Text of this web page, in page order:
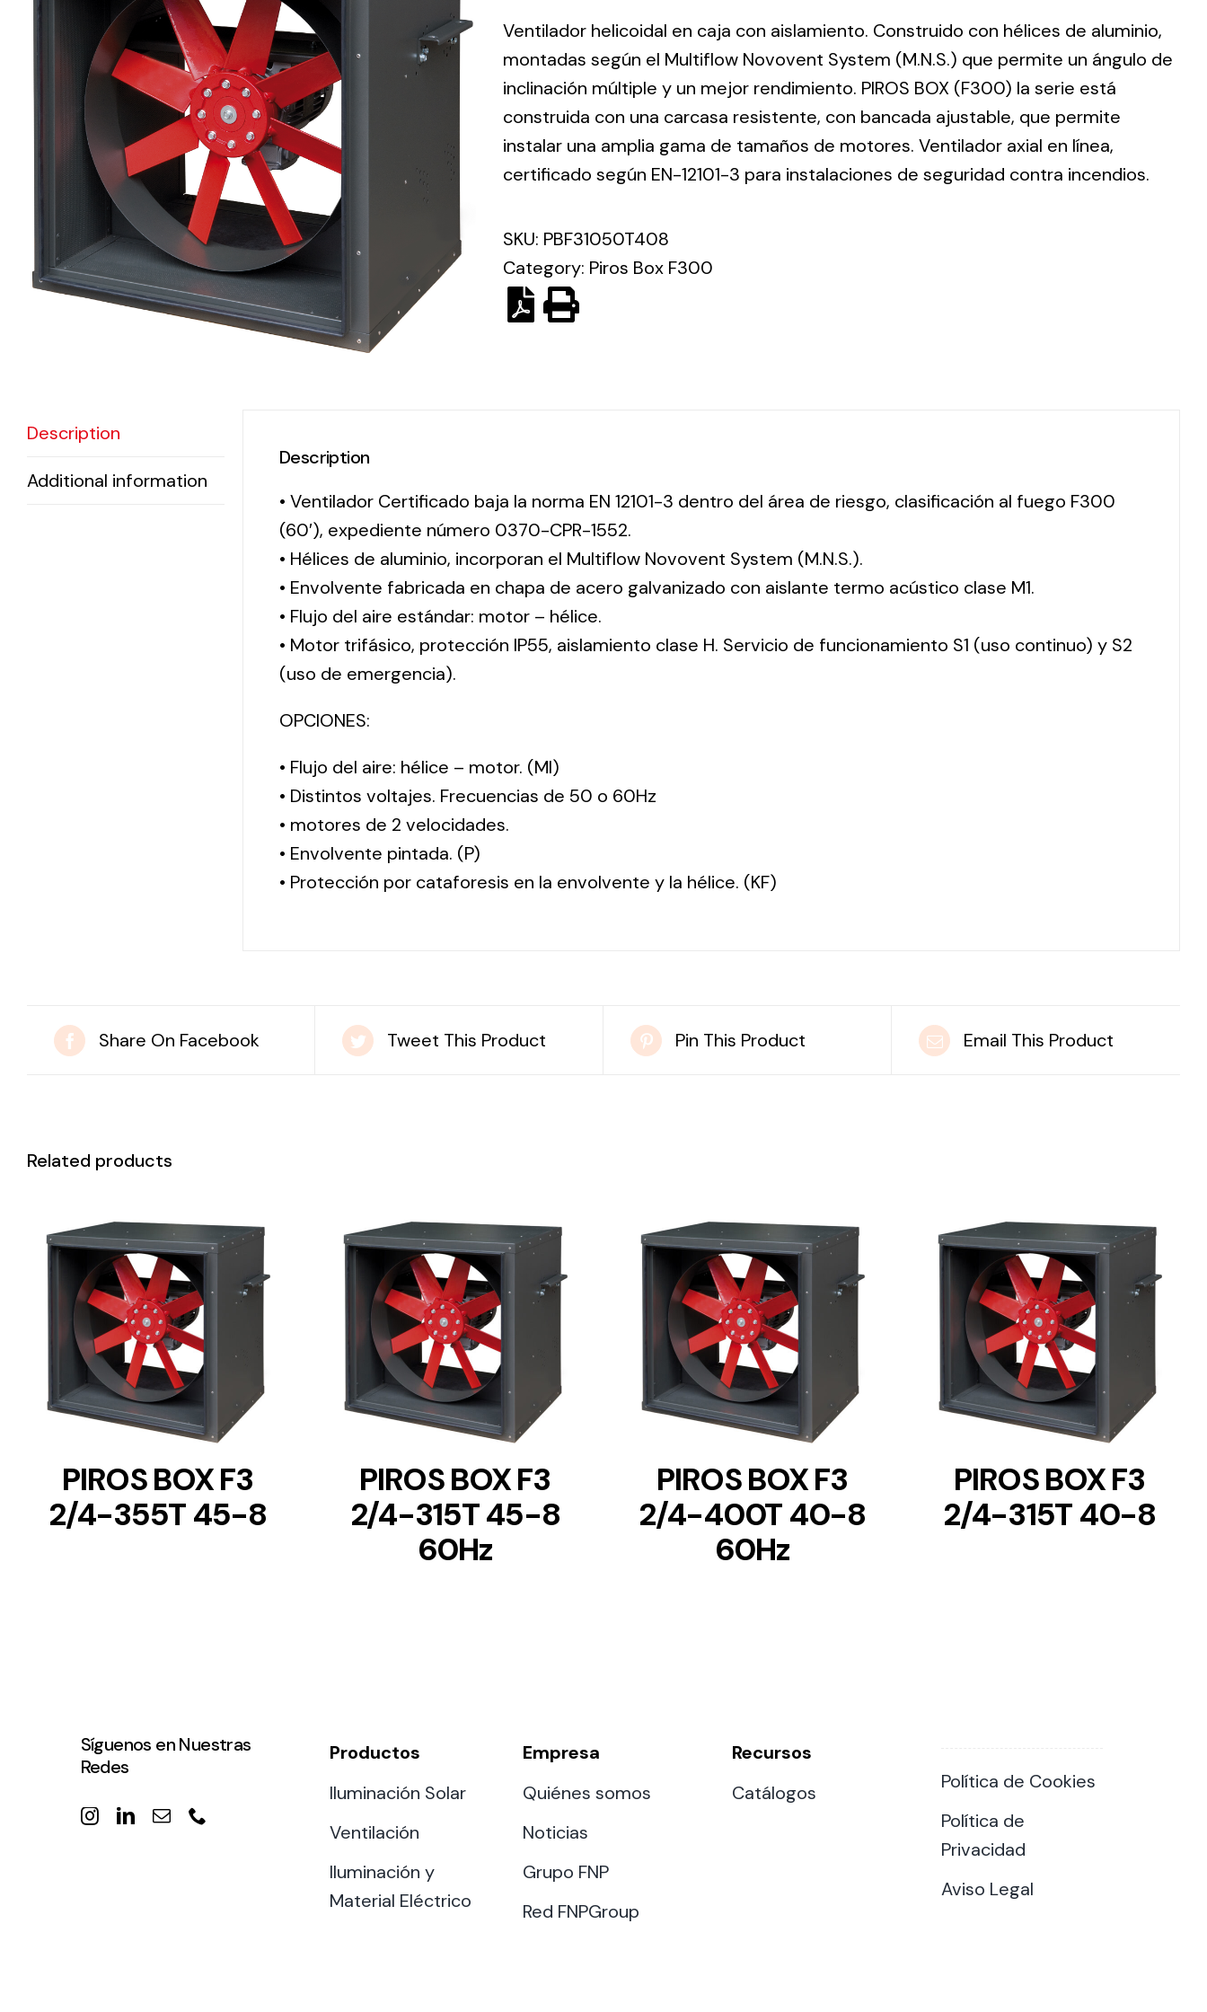
Electrical
Equipment
solutions in
lighting and
electrical
material for
each project
Ventilation
The
incorporation of
Novovent into
offer of
ventilation
products for
different uses
Solar lighting
solutions for all
Ventilador helicoidal en caja con aislamiento. Construido con hélices de aluminio,
montadas según el Multiflow Novovent System (M.N.S.) que permite un ángulo de
inclinación múltiple y un mejor rendimiento. PIROS BOX (F300) la serie está
construida con una carcasa resistente, con bancada ajustable, que permite
instalar una amplia gama de tamaños de motores. Ventilador axial en línea,
certificado según EN-12101-3 para instalaciones de seguridad contra incendios.
SKU: PBF31050T408
Category: Piros Box F300
Description
Additional information
Description
• Ventilador Certificado baja la norma EN 12101-3 dentro del área de riesgo, clasificación al fuego F300
(60′), expediente número 0370-CPR-1552.
• Hélices de aluminio, incorporan el Multiflow Novovent System (M.N.S.).
• Envolvente fabricada en chapa de acero galvanizado con aislante termo acústico clase M1.
• Flujo del aire estándar: motor – hélice.
• Motor trifásico, protección IP55, aislamiento clase H. Servicio de funcionamiento S1 (uso continuo) y S2
(uso de emergencia).
OPCIONES:
• Flujo del aire: hélice – motor. (MI)
• Distintos voltajes. Frecuencias de 50 o 60Hz
• motores de 2 velocidades.
• Envolvente pintada. (P)
• Protección por cataforesis en la envolvente y la hélice. (KF)
Share On Facebook Tweet This Product Pin This Product Email This Product
Related products
DETAILS
PIROS BOX F3
2/4-355T 45-8
DETAILS
PIROS BOX F3
2/4-315T 45-8
60Hz
DETAILS
PIROS BOX F3
2/4-400T 40-8
60Hz
DETAILS
PIROS BOX F3
2/4-315T 40-8
Síguenos en Nuestras
Redes
Productos
Iluminación Solar
Ventilación
Iluminación y
Material Eléctrico
Empresa
Quiénes somos
Noticias
Grupo FNP
Red FNPGroup
Recursos
Catálogos
Política de Cookies
Política de
Privacidad
Aviso Legal